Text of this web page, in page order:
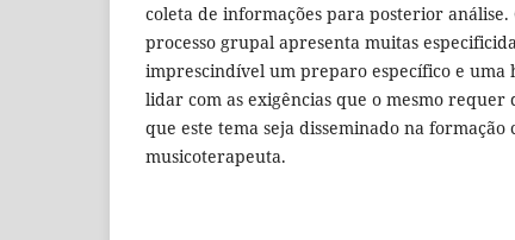
coleta de informações para posterior análise.
processo grupal apresenta muitas
imprescindí­vel um preparo especí­fico e uma
lidar com as exigências que o mesmo requer
que este tema seja disseminado na formação
musicoterapeuta.